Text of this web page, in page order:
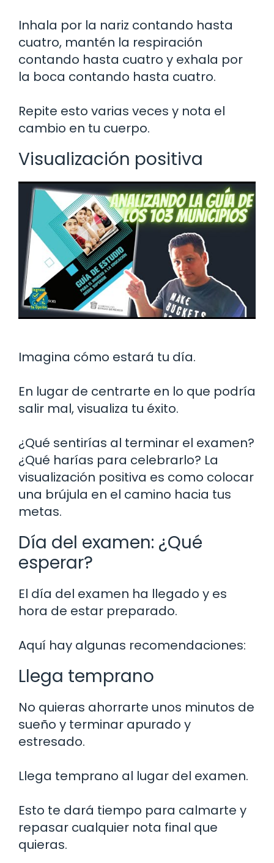
Inhala por la nariz contando hasta
cuatro, mantén la respiración
contando hasta cuatro y exhala por
la boca contando hasta cuatro.
Repite esto varias veces y nota el
cambio en tu cuerpo.
Visualización positiva
Imagina cómo estará tu día.
En lugar de centrarte en lo que podría
salir mal, visualiza tu éxito.
¿Qué sentirías al terminar el examen?
¿Qué harías para celebrarlo? La
visualización positiva es como colocar
una brújula en el camino hacia tus
metas.
Día del examen: ¿Qué
esperar?
El día del examen ha llegado y es
hora de estar preparado.
Aquí hay algunas recomendaciones:
Llega temprano
No quieras ahorrarte unos minutos de
sueño y terminar apurado y
estresado.
Llega temprano al lugar del examen.
Esto te dará tiempo para calmarte y
repasar cualquier nota final que
quieras.